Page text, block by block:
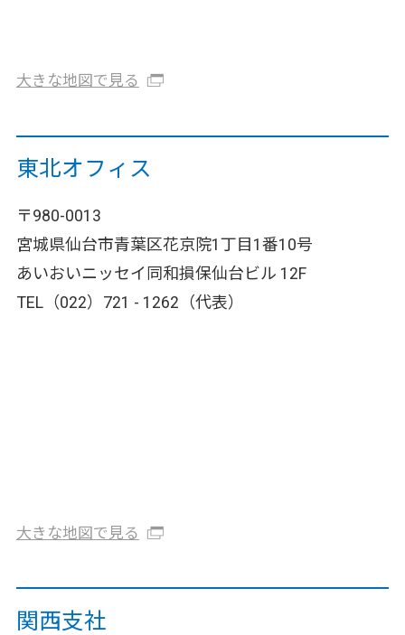
大きな地図で見る
東北オフィス
〒980-0013
宮城県仙台市青葉区花京院1丁目1番10号
あいおいニッセイ同和損保仙台ビル 12F
TEL（022）721 - 1262（代表）
大きな地図で見る
関西支社